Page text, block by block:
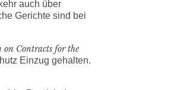
auch über
Gerichte sind bei
Contracts for the
Einzug gehalten.